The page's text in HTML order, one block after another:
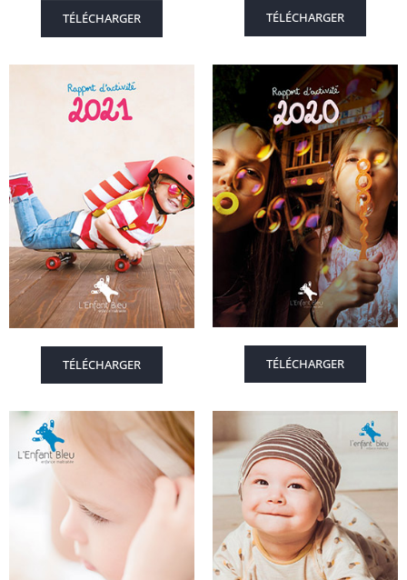
TÉLÉCHARGER TÉLÉCHARGER
TÉLÉCHARGER TÉLÉCHARGER